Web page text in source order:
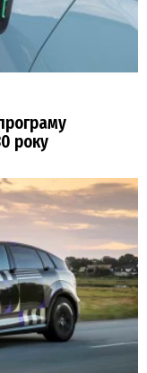
року